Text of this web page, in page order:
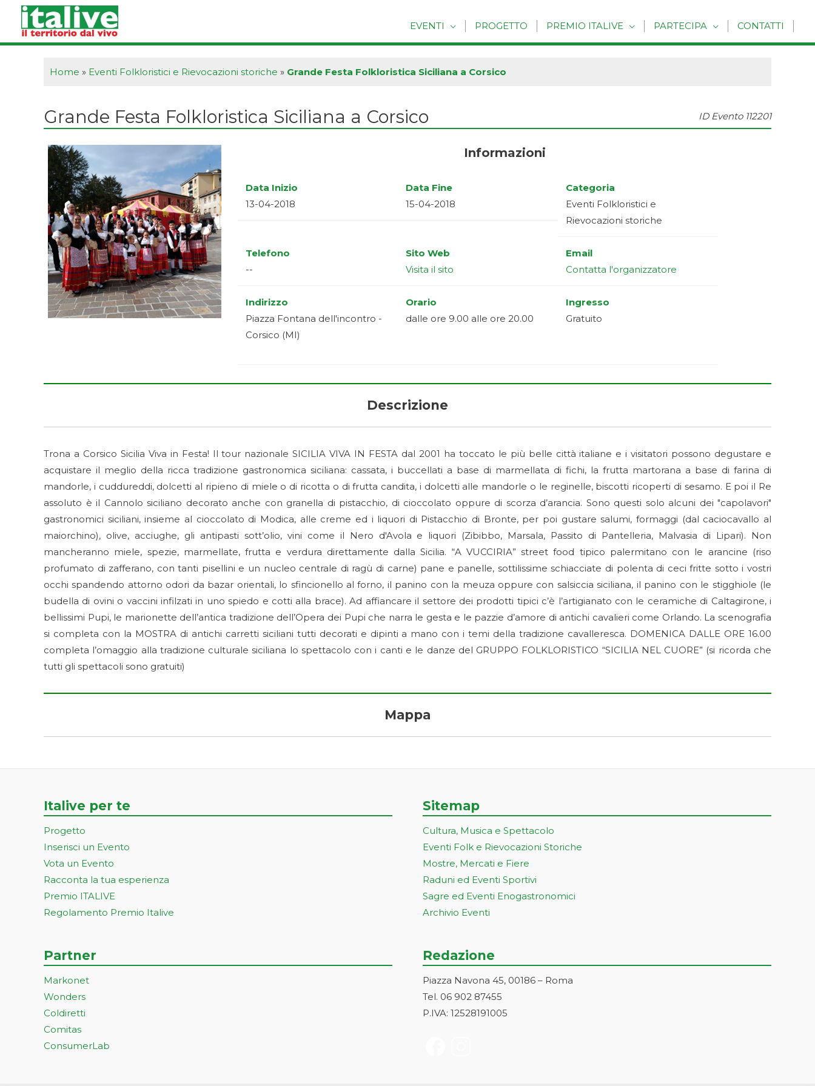
contenuto
EVENTI PROGETTO PREMIO ITALIVE PARTECIPA CONTATTI
Home » Eventi Folkloristici e Rievocazioni storiche » Grande Festa Folkloristica Siciliana a Corsico
Grande Festa Folkloristica Siciliana a Corsico ID Evento 112201
Informazioni
Data Inizio
13-04-2018
Data Fine
15-04-2018
Categoria
Eventi Folkloristici e
Rievocazioni storiche
Telefono
--
Sito Web
Visita il sito
Email
Contatta l'organizzatore
Indirizzo
Piazza Fontana dell'incontro -
Corsico (MI)
Orario
dalle ore 9.00 alle ore 20.00
Ingresso
Gratuito
Descrizione
Trona a Corsico Sicilia Viva in Festa! Il tour nazionale SICILIA VIVA IN FESTA dal 2001 ha toccato le più belle città italiane e i visitatori possono degustare e
acquistare il meglio della ricca tradizione gastronomica siciliana: cassata, i buccellati a base di marmellata di fichi, la frutta martorana a base di farina di
mandorle, i cuddureddi, dolcetti al ripieno di miele o di ricotta o di frutta candita, i dolcetti alle mandorle o le reginelle, biscotti ricoperti di sesamo. E poi il Re
assoluto è il Cannolo siciliano decorato anche con granella di pistacchio, di cioccolato oppure di scorza d’arancia. Sono questi solo alcuni dei "capolavori"
gastronomici siciliani, insieme al cioccolato di Modica, alle creme ed i liquori di Pistacchio di Bronte, per poi gustare salumi, formaggi (dal caciocavallo al
maiorchino), olive, acciughe, gli antipasti sott’olio, vini come il Nero d'Avola e liquori (Zibibbo, Marsala, Passito di Pantelleria, Malvasia di Lipari). Non
mancheranno miele, spezie, marmellate, frutta e verdura direttamente dalla Sicilia. “A VUCCIRIA” street food tipico palermitano con le arancine (riso
profumato di zafferano, con tanti pisellini e un nucleo centrale di ragù di carne) pane e panelle, sottilissime schiacciate di polenta di ceci fritte sotto i vostri
occhi spandendo attorno odori da bazar orientali, lo sfincionello al forno, il panino con la meuza oppure con salsiccia siciliana, il panino con le stigghiole (le
budella di ovini o vaccini infilzati in uno spiedo e cotti alla brace). Ad affiancare il settore dei prodotti tipici c’è l’artigianato con le ceramiche di Caltagirone, i
bellissimi Pupi, le marionette dell’antica tradizione dell’Opera dei Pupi che narra le gesta e le pazzie d’amore di antichi cavalieri come Orlando. La scenografia
si completa con la MOSTRA di antichi carretti siciliani tutti decorati e dipinti a mano con i temi della tradizione cavalleresca. DOMENICA DALLE ORE 16.00
completa l’omaggio alla tradizione culturale siciliana lo spettacolo con i canti e le danze del GRUPPO FOLKLORISTICO “SICILIA NEL CUORE” (si ricorda che
tutti gli spettacoli sono gratuiti)
Mappa
Italive per te
Progetto
Inserisci un Evento
Vota un Evento
Racconta la tua esperienza
Premio ITALIVE
Regolamento Premio Italive
Partner
Markonet
Wonders
Coldiretti
Comitas
ConsumerLab
Sitemap
Cultura, Musica e Spettacolo
Eventi Folk e Rievocazioni Storiche
Mostre, Mercati e Fiere
Raduni ed Eventi Sportivi
Sagre ed Eventi Enogastronomici
Archivio Eventi
Redazione
Piazza Navona 45, 00186 – Roma
Tel. 06 902 87455
P.IVA: 12528191005